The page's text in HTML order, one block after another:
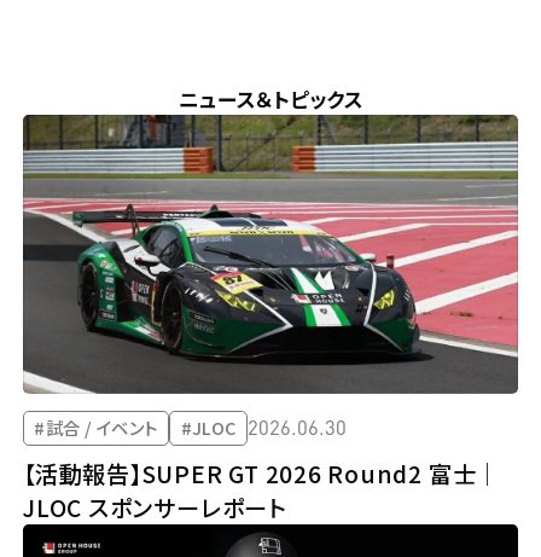
ニュース＆トピックス
#試合 / イベント #JLOC 2026.06.30
【活動報告】SUPER GT 2026 Round2 富士｜
JLOC スポンサーレポート